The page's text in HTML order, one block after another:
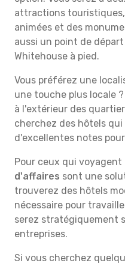
attractions
animées et des
aussi un point de
Whitehouse à pied.
Vous préférez une
une touche plus locale
à l'extérieur des
cherchez des hôtels
d'excellentes notes
Pour ceux qui voyagent
d'affaires sont une
trouverez des hôtels
nécessaire pour
serez stratégiquement
entreprises.
Si vous cherchez